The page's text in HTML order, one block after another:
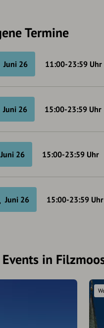
Termine
Juni 26 11:00-23:59 Uhr
Juni 26 15:00-23:59 Uhr
Juni 26 15:00-23:59 Uhr
Juni 26 15:00-23:59 Uhr
in